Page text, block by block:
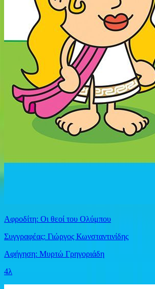
Αφροδίτη: Οι θεοί του Ολύμπου
Συγγραφέας: Γιώργος Κωνσταντινίδης
Αφήγηση: Μυρτώ Γρηγοριάδη
4λ